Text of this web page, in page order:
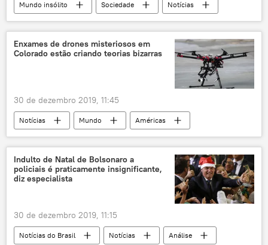
Mundo insólito Sociedade
Notícias
tubarão
baleia Austrália
Enxames de drones misteriosos em
Colorado estão criando teorias bizarras
30 de dezembro 2019, 11:45
Notícias Mundo
Américas
drone
EUA
Indulto de Natal de Bolsonaro a
policiais é praticamente insignificante,
diz especialista
30 de dezembro 2019, 11:15
Notícias do Brasil Notícias Análise